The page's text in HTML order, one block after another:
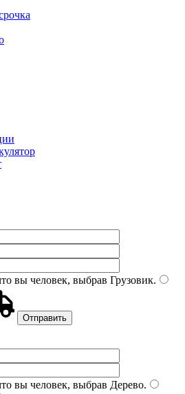
вы человек, выбрав Грузовик.
вы человек, выбрав Дерево.